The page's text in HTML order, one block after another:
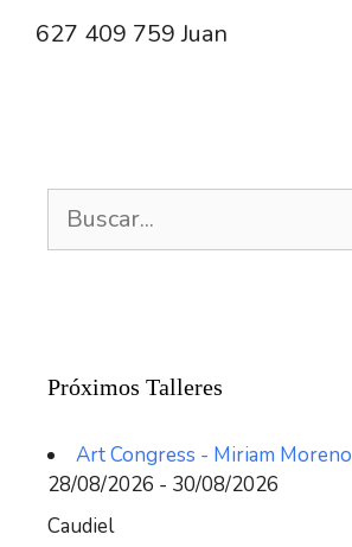
627 409 759 Juan
Próximos Talleres
Art Congress - Miriam Moreno
28/08/2026 - 30/08/2026
Caudiel